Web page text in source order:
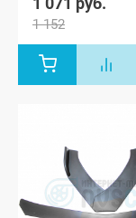
1 152